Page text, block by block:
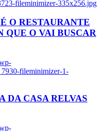
fileminimizer-335x256.jpg
O RESTAURANTE
O VAI BUSCAR
fileminimizer-1-
DA CASA RELVAS